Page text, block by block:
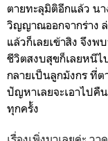
ตายทะลุมิติอีกแล้ว น
วิญญาณออกจากร่าง
แล้วก็เลยเข้าสิง จึง
ชีวิตสงบสุขก็เลยหนี
กลายเป็นลูกมังกร ที่ต
ปัญหาเลยจะเอาไปคื
ทุกครั้ง